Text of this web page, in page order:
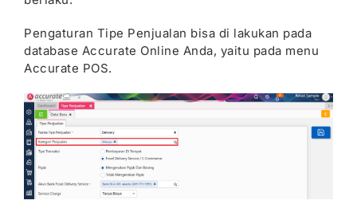
Pengaturan Tipe Penjualan bisa di lakukan pada
database Accurate Online Anda, yaitu pada menu
Accurate POS.